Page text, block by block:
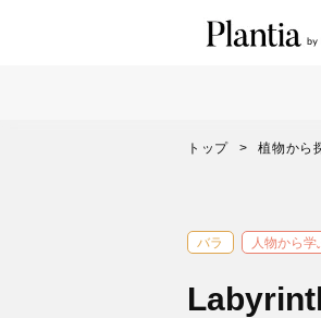
トップ 植物から
バラ 人物から学